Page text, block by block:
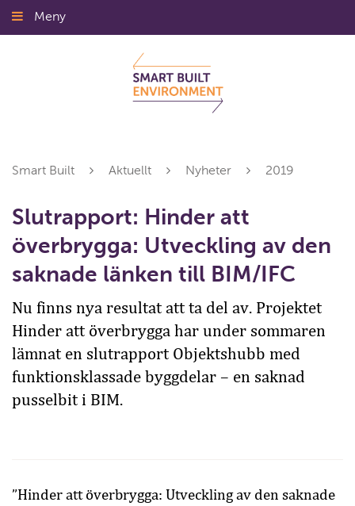
Gå
till
Meny
Smart Built Aktuellt Nyheter 2019
Slutrapport: Hinder att
överbrygga: Utveckling av den
saknade länken till BIM/IFC
Nu finns nya resultat att ta del av. Projektet
Hinder att överbrygga har under sommaren
lämnat en slutrapport Objektshubb med
funktionsklassade byggdelar – en saknad
pusselbit i BIM.
”Hinder att överbrygga: Utveckling av den saknade